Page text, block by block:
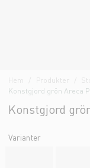
Hem Produkter
Konstgjord grön Areca
Konstgjord
Varianter